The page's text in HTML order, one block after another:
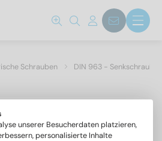
Schrauben
DIN 963 -
unserer Besucherdaten platzieren,
personalisierte Inhalte